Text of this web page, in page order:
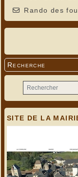
Rando des
Recherche
SITE DE LA